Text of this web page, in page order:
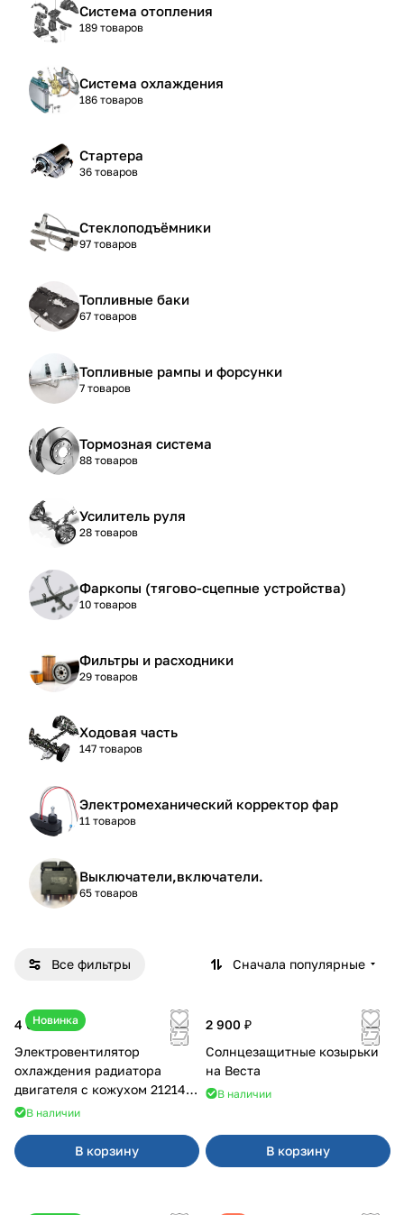
Система отопления
189 товаров
Система охлаждения
186 товаров
Стартера
36 товаров
Стеклоподъёмники
97 товаров
Топливные баки
67 товаров
Топливные рампы и форсунки
7 товаров
Тормозная система
88 товаров
Усилитель руля
28 товаров
Фаркопы (тягово-сцепные устройства)
10 товаров
Фильтры и расходники
29 товаров
Ходовая часть
147 товаров
Электромеханический корректор фар
11 товаров
Выключатели,включатели.
65 товаров
Все фильтры Сначала популярные
Новинка
4 600 ₽
Электровентилятор
охлаждения радиатора
двигателя с кожухом 21214
2121-21213 ВАЛЕЕ 95
В наличии
В корзину
2 900 ₽
Солнцезащитные козырьки
на Веста
В наличии
В корзину